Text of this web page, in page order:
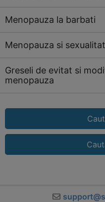
Menopauza la barbati
Menopauza si
Greseli de evitat si
menopauza